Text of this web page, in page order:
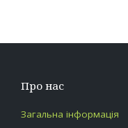
Про нас
Загальна інформація